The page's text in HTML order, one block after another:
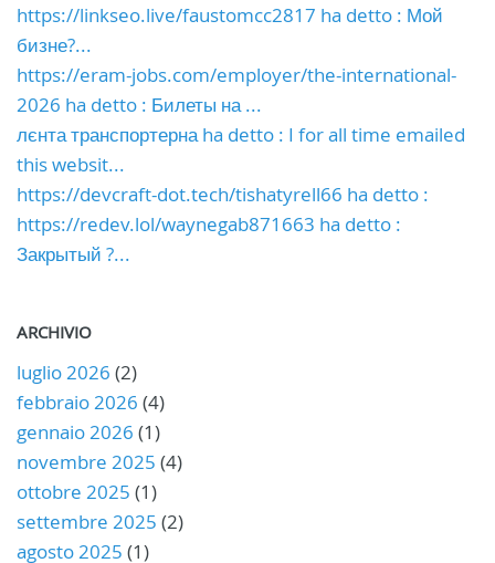
https://linkseo.live/faustomcc2817 ha detto : Мой
бизне?...
https://eram-jobs.com/employer/the-international-
2026 ha detto : Билеты на ...
лєнта транспортерна ha detto : I for all time emailed
this websit...
https://devcraft-dot.tech/tishatyrell66 ha detto :
https://redev.lol/waynegab871663 ha detto :
Закрытый ?...
ARCHIVIO
luglio 2026 (2)
febbraio 2026 (4)
gennaio 2026 (1)
novembre 2025 (4)
ottobre 2025 (1)
settembre 2025 (2)
agosto 2025 (1)